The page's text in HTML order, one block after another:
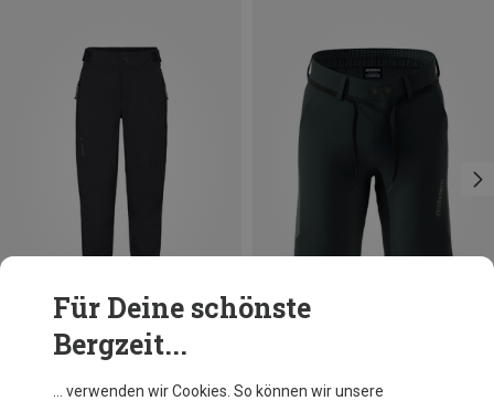
Du sparst 30%
Für Deine schönste
Bergzeit...
… verwenden wir Cookies. So können wir unsere